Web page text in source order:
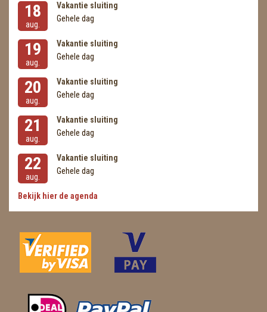
18
aug.
Vakantie sluiting
Gehele dag
19
aug.
Vakantie sluiting
Gehele dag
20
aug.
Vakantie sluiting
Gehele dag
21
aug.
Vakantie sluiting
Gehele dag
22
aug.
Vakantie sluiting
Gehele dag
Bekijk hier de agenda